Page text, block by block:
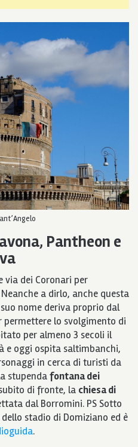
Pantheon e
via dei Coronari per
Neanche a dirlo, anche questa
nome deriva proprio dal
lo svolgimento di
per almeno 3 secoli il
e oggi ospita saltimbanchi,
in cerca di turisti da
stupendafontana dei
di fronte, la chiesa di
dal Borromini. PS Sotto
stadio di Domiziano ed è
.